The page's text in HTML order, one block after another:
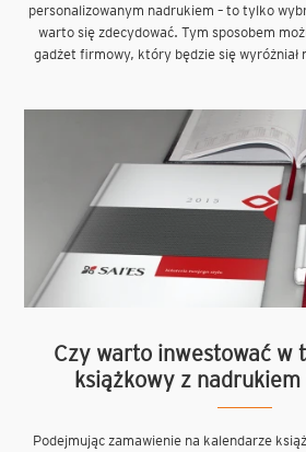
personalizowanym nadrukiem – to tylko
warto się zdecydować. Tym sposobem
gadżet firmowy, który będzie się wyróżniał
Czy warto inwestować w
książkowy z
Podejmując zamawienie na kalendarze